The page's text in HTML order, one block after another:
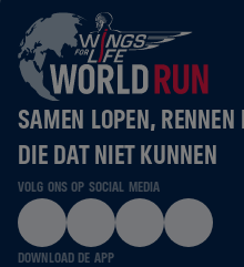
SAMEN LOPEN, RENNEN
DIE DAT NIET KUNNEN
VOLG ONS OP SOCIAL MEDIA
DOWNLOAD DE APP